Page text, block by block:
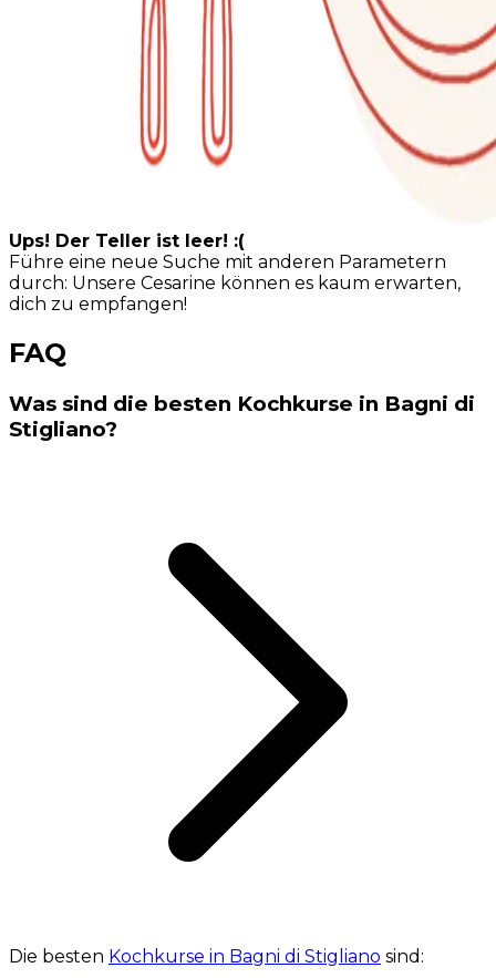
Ups! Der Teller ist leer! :(
Führe eine neue Suche mit anderen Parametern
durch: Unsere Cesarine können es kaum erwarten,
dich zu empfangen!
FAQ
Was sind die besten Kochkurse in Bagni di
Stigliano?
Die besten Kochkurse in Bagni di Stigliano sind: